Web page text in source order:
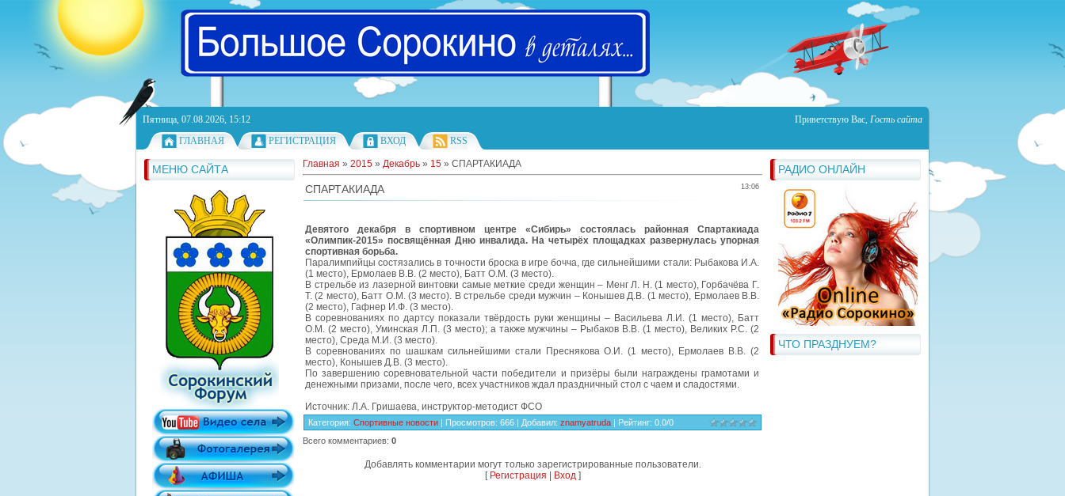
Пятница, 07.08.2026, 15:12 Приветствую Вас, Гость сайта
ГЛАВНАЯ
РЕГИСТРАЦИЯ ВХОД RSS
МЕНЮ САЙТА РАДИО ОНЛАЙН
ЧТО ПРАЗДНУЕМ?
Главная » 2015 » Декабрь » 15 » СПАРТАКИАДА
13:06
СПАРТАКИАДА
Девятого декабря в спортивном центре «Сибирь» состоялась районная Спартакиада
«Олимпик-2015» посвящённая Дню инвалида. На четырёх площадках развернулась упорная
спортивная борьба.
Паралимпийцы состязались в точности броска в игре бочча, где сильнейшими стали: Рыбакова И.А.
(1 место), Ермолаев В.В. (2 место), Батт О.М. (3 место).
В стрельбе из лазерной винтовки самые меткие среди женщин – Менг Л. Н. (1 место), Горбачёва Г.
Т. (2 место), Батт О.М. (3 место). В стрельбе среди мужчин – Конышев Д.В. (1 место), Ермолаев В.В.
(2 место), Гафнер И.Ф. (3 место).
В соревнованиях по дартсу показали твёрдость руки женщины – Васильева Л.И. (1 место), Батт
О.М. (2 место), Уминская Л.П. (3 место); а также мужчины – Рыбаков В.В. (1 место), Великих Р.С. (2
место), Среда М.И. (3 место).
В соревнованиях по шашкам сильнейшими стали Преснякова О.И. (1 место), Ермолаев В.В. (2
место), Конышев Д.В. (3 место).
По завершению соревновательной части победители и призёры были награждены грамотами и
денежными призами, после чего, всех участников ждал праздничный стол с чаем и сладостями.
Источник: Л.А. Гришаева, инструктор-методист ФСО
Категория: Спортивные новости | Просмотров: 666 | Добавил: znamyatruda | Рейтинг: 0.0/0
Всего комментариев: 0
Добавлять комментарии могут только зарегистрированные пользователи.
[ Регистрация Вход]